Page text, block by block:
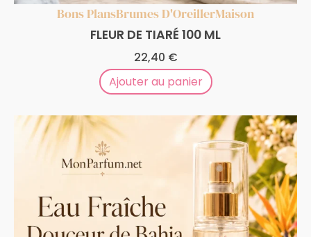
Bons PlansBrumes D'OreillerMaison
FLEUR DE TIARÉ 100 ML
22,40 €
Ajouter au panier